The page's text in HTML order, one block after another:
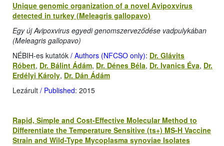
Unique genomic organization of a novel Avipoxvirus
detected in turkey (Meleagris gallopavo)
Egy új Avipoxvirus egyedi genomszerveződése vadpulykában
(Meleagris gallopavo)
NÉBIH-es kutatók / Authors (NFCSO only): Dr. Glávits
Róbert, Dr. Bálint Ádám, Dr. Dénes Béla, Dr. Ivanics Éva, Dr.
Erdélyi Károly, Dr. Dán Ádám
Lezárult / Published: 2015
Rapid, Simple and Cost-Effective Molecular Method to
Differentiate the Temperature Sensitive (ts+) MS-H Vaccine
Strain and Wild-Type Mycoplasma synoviae Isolates